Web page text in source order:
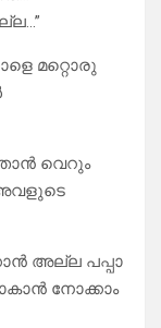
മറ്റൊരു
ഞാൻ വെറും
അവളുടെ
അല്ല പപ്പാ
നോക്കാം